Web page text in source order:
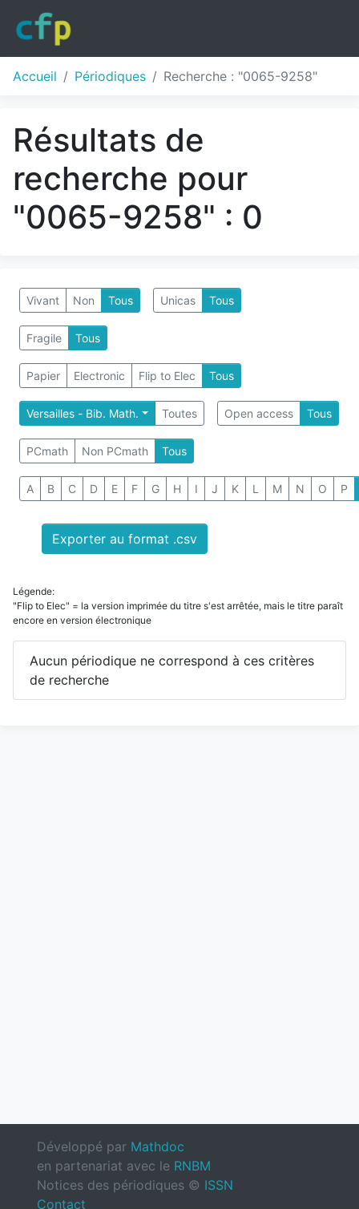
Accueil Périodiques Recherche : "0065-9258"
Résultats de
recherche pour
"0065-9258" : 0
Vivant Non Tous Unicas Tous
Fragile Tous
Papier Electronic Flip to Elec Tous
Versailles - Bib. Math. Toutes Open access Tous
PCmath Non PCmath Tous
A B C D E F G H I J K L M N O P
Exporter au format .csv
Légende:
"Flip to Elec" = la version imprimée du titre s'est arrêtée, mais le titre paraît
encore en version électronique
Aucun périodique ne correspond à ces critères
de recherche
Développé par Mathdoc
en partenariat avec le RNBM
Notices des périodiques © ISSN
Contact